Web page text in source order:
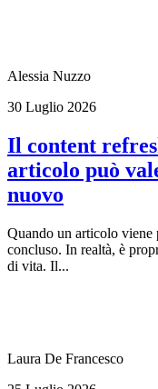
Alessia Nuzzo
30 Luglio 2026
Il content
articolo può
nuovo
Quando un articolo viene
concluso. In realtà, è
di vita. Il...
Laura De Francesco